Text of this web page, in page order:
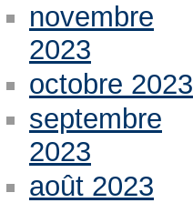
novembre
2023
octobre 2023
septembre
2023
août 2023